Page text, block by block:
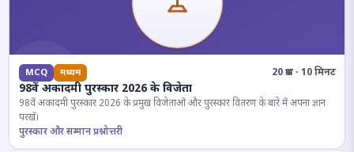
MCQ मध्यम 20 प्रश्न · 10 मिनट
98वें अकादमी पुरस्कार 2026 के विजेता
98वें अकादमी पुरस्कार 2026 के प्रमुख विजेताओं और पुरस्कार वितरण के बारे में अपना ज्ञान
परखें।
पुरस्कार और सम्मान प्रश्नोत्तरी